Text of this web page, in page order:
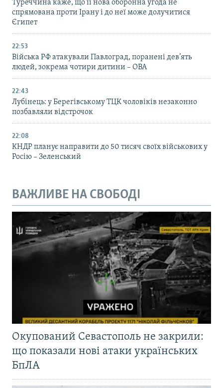
Туреччина каже, що її нова оборонна угода не
спрямована проти Ірану і до неї може долучитися
Єгипет
22:53
Війська РФ атакували Павлоград, поранені дев’ять
людей, зокрема чотири дитини – ОВА
22:43
Лубінець: у Берегівському ТЦК чоловіків незаконно
позбавляли відстрочок
22:08
КНДР планує направити до 50 тисяч своїх військових у
Росію – Зеленський
ВАЖЛИВЕ НА СВОБОДІ
Окупований Севастополь не закрили:
що показали нові атаки українських
БпЛА